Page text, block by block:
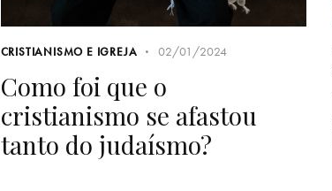
CRISTIANISMO E IGREJA 02/01/2024
Como foi que o
cristianismo se afastou
tanto do judaísmo?